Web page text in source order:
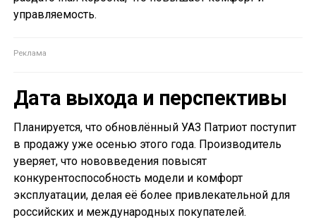
управляемость.
Дата выхода и перспективы
Планируется, что обновлённый УАЗ Патриот поступит
в продажу уже осенью этого года. Производитель
уверяет, что нововведения повысят
конкурентоспособность модели и комфорт
эксплуатации, делая её более привлекательной для
российских и международных покупателей.